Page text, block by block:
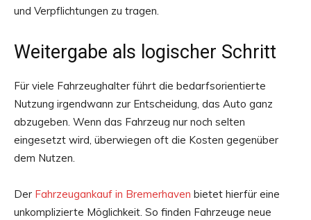
und Verpflichtungen zu tragen.
Weitergabe als logischer Schritt
Für viele Fahrzeughalter führt die bedarfsorientierte
Nutzung irgendwann zur Entscheidung, das Auto ganz
abzugeben. Wenn das Fahrzeug nur noch selten
eingesetzt wird, überwiegen oft die Kosten gegenüber
dem Nutzen.
Der Fahrzeugankauf in Bremerhaven bietet hierfür eine
unkomplizierte Möglichkeit. So finden Fahrzeuge neue